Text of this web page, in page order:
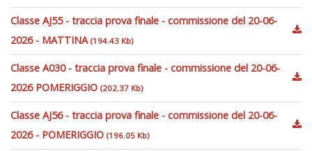
Classe AJ55 - traccia prova finale - commissione del 20-06-
2026 - MATTINA (194.43 Kb)
Classe A030 - traccia prova finale - commissione del 20-06-
2026 POMERIGGIO (202.37 Kb)
Classe AJ56 - traccia prova finale - commissione del 20-06-
2026 - POMERIGGIO (196.05 Kb)